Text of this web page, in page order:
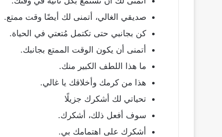
صديقي الغالي، أتمنى لك أيضًا وقت ممتع.
كن بجانبي حتى تكتمل مُتعتي في الحياة.
أتمنى أن يكون الوقت الممتع بجانبك.
ما هذا اللطف الكبير منك.
هذا من كرمك وأخلاقك يا غالي.
تحياتي لك أشكرك جزيلًا
سوف أفعل ذلك، أشكرك.
أشكرك على اهتمامك بي.